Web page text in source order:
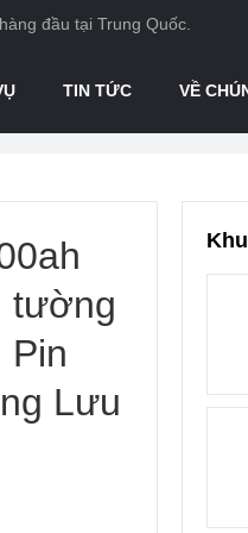
đầu tại Trung Quốc.
TIN TỨC VỀ
tường
Pin
Lưu